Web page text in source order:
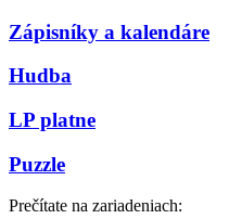
Zápisníky a kalendáre
Hudba
LP platne
Puzzle
Prečítate na zariadeniach: